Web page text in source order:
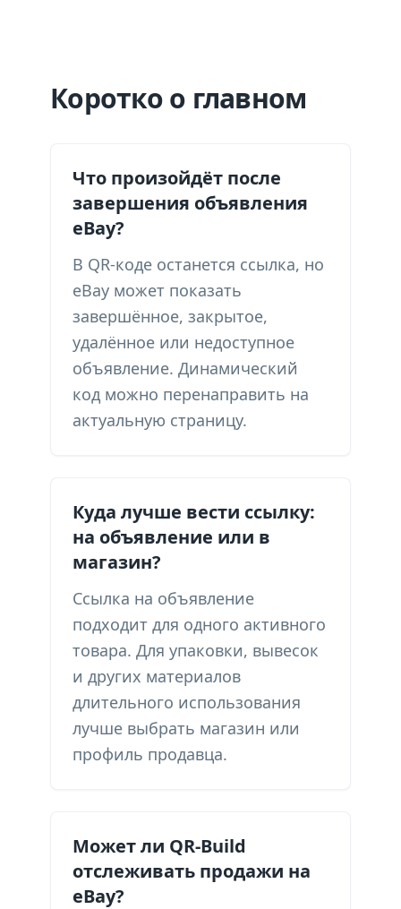
Коротко о главном
Что произойдёт после
завершения объявления
eBay?
В QR-коде останется ссылка, но
eBay может показать
завершённое, закрытое,
удалённое или недоступное
объявление. Динамический
код можно перенаправить на
актуальную страницу.
Куда лучше вести ссылку:
на объявление или в
магазин?
Ссылка на объявление
подходит для одного активного
товара. Для упаковки, вывесок
и других материалов
длительного использования
лучше выбрать магазин или
профиль продавца.
Может ли QR-Build
отслеживать продажи на
eBay?